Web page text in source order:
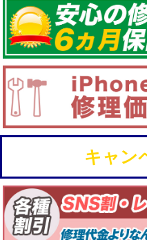
キャン